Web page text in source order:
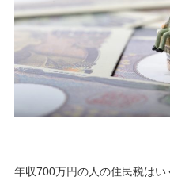
年収700万円の人の住民税はい